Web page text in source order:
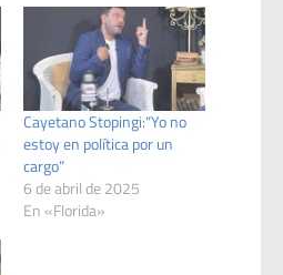
Cayetano Stopingi:“Yo no
estoy en política por un
cargo”
6 de abril de 2025
En «Florida»